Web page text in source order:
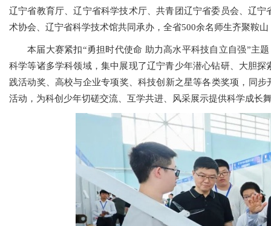
辽宁省教育厅、辽宁省科学技术厅、共青团辽宁省委员会、辽
术协会、辽宁省科学技术馆共同承办，全省500余名师生齐聚鞍
本届大赛紧扣“勇担时代使命 助力高水平科技自立自强”主
科学等诸多学科领域，集中展现了辽宁青少年潜心钻研、大胆
践活动奖、高校与企业专项奖、科技创新之星等各类奖项，同
活动，为科创少年切磋交流、互学共进、风采展示提供科学成长